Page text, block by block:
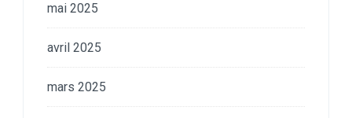
mai 2025
avril 2025
mars 2025